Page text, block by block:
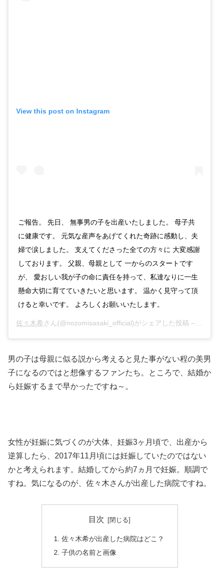
View this post on Instagram
ご報告。 先日、 無事男の子を出産いたしました。 母子共
に健康です。 元気な産声をあげてくれた奇跡に感動し、夫
婦で涙しました。 支えてくださった全ての方々に 大変感謝
しております。 父親、母親として 一からのスタートです
が、 愛おしい我が子の命に責任を持って、私達なりに一生
懸命大切に育てていきたいと思います。 温かく見守って頂
けると幸いです。 よろしくお願いいたします。
佐々木希さん(@nozomisasaki_official)がシェアした投稿 –
男の子は母親に似る説から考えると見た事がない程の美男
子になるのではと想像するファンたち。ところで、結婚か
ら妊娠するまで早かったですね～。
女性が妊娠に気づくのが大体、妊娠3ヶ月頃で、出産から
逆算したら、2017年11月頃には妊娠していたのではない
かと考えられます。結婚してから約7ヵ月で妊娠。順調で
すね。気になるのが、佐々木さんが出産した病院ですね。
目次
佐々木希が出産した病院はどこ？
子供の名前と画像